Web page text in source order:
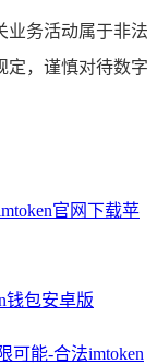
业务活动属于非法
定，谨慎对待数字
官网下载苹
钱包安卓版
可能-合法imtoken